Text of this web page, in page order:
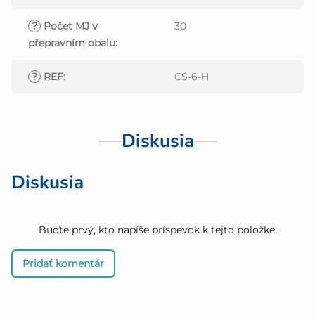
? Počet MJ v
přepravním obalu:
30
? REF: CS-6-H
Diskusia
Diskusia
Buďte prvý, kto napíše príspevok k tejto položke.
Pridať komentár